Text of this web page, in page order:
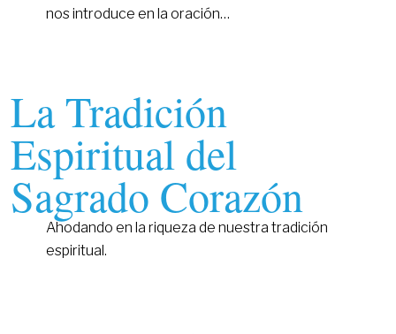
nos introduce en la oración…
La Tradición
Espiritual del
Sagrado Corazón
Ahodando en la riqueza de nuestra tradición
espiritual.